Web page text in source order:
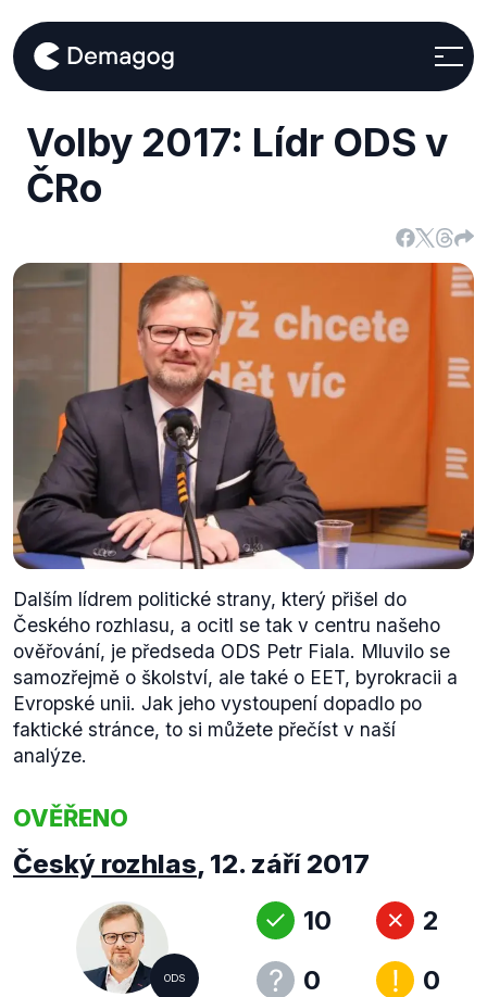
Volby 2017: Lídr ODS v
ČRo
Dalším lídrem politické strany, který přišel do
Českého rozhlasu, a ocitl se tak v centru našeho
ověřování, je předseda ODS Petr Fiala. Mluvilo se
samozřejmě o školství, ale také o EET, byrokracii a
Evropské unii. Jak jeho vystoupení dopadlo po
faktické stránce, to si můžete přečíst v naší
analýze.
OVĚŘENO
Český rozhlas, 12. září 2017
ODS
10
0
2
0